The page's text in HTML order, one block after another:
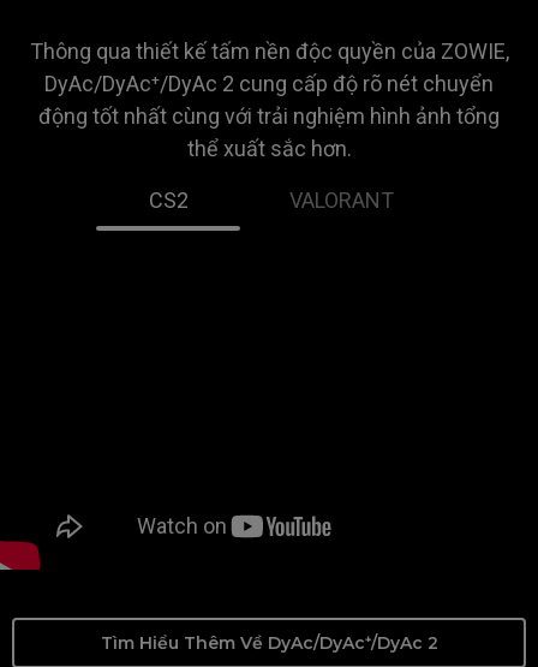
Thông qua thiết kế tấm nền độc quyền của ZOWIE,
DyAc/DyAc⁺/DyAc 2 cung cấp độ rõ nét chuyển
động tốt nhất cùng với trải nghiệm hình ảnh tổng
thể xuất sắc hơn.
CS2 VALORANT
Tìm Hiểu Thêm Về DyAc/DyAc⁺/DyAc 2